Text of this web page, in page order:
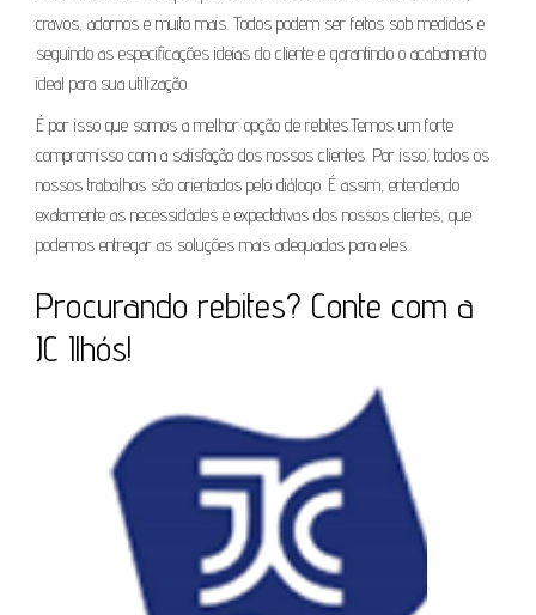
cravos, adornos e muito mais. Todos podem ser feitos sob medidas e
seguindo as especificações ideias do cliente e garantindo o acabamento
ideal para sua utilização.
É por isso que somos a melhor opção de rebites.Temos um forte
compromisso com a satisfação dos nossos clientes. Por isso, todos os
nossos trabalhos são orientados pelo diálogo. É assim, entendendo
exatamente as necessidades e expectativas dos nossos clientes, que
podemos entregar as soluções mais adequadas para eles.
Procurando rebites? Conte com a
JC Ilhós!